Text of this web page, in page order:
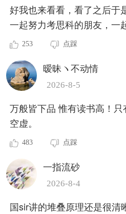
好我也来看看，看了之后于
一起努力考思科的朋友，一
253 点踩
暧昧ヽ不动情
2026-8-5
万般皆下品 惟有读书高！
空虚。
483 点踩
一指流砂
2026-8-4
国sir讲的堆叠原理还是很清